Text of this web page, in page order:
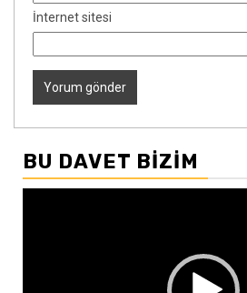
İnternet sitesi
BU DAVET BIZIM